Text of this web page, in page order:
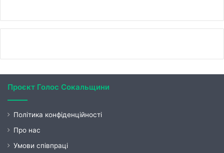
Проєкт Голос Сокальщини
Політика конфіденційності
Про нас
Умови співпраці